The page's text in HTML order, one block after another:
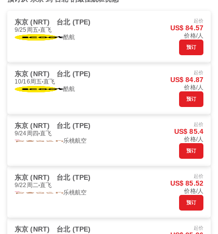
东京 (NRT) 台北 (TPE)
9/25周五 直飞
酷航
起价
US$ 84.57
价格/人
预订
东京 (NRT) 台北 (TPE)
10/16周五 直飞
酷航
起价
US$ 84.87
价格/人
预订
东京 (NRT) 台北 (TPE)
9/24周四 直飞
乐桃航空
起价
US$ 85.4
价格/人
预订
东京 (NRT) 台北 (TPE)
9/22周二 直飞
乐桃航空
起价
US$ 85.52
价格/人
预订
东京 (NRT) 台北 (TPE) 起价